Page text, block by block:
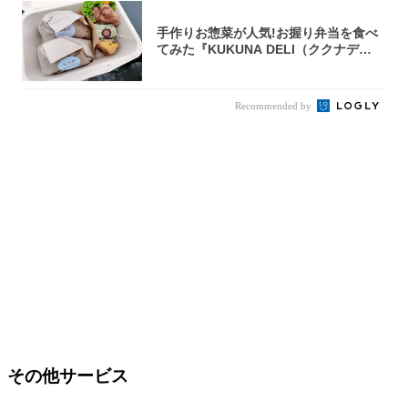
手作りお惣菜が人気!お握り弁当を食べ
てみた『KUKUNA DELI（ククナデ
Recommended by
その他サービス